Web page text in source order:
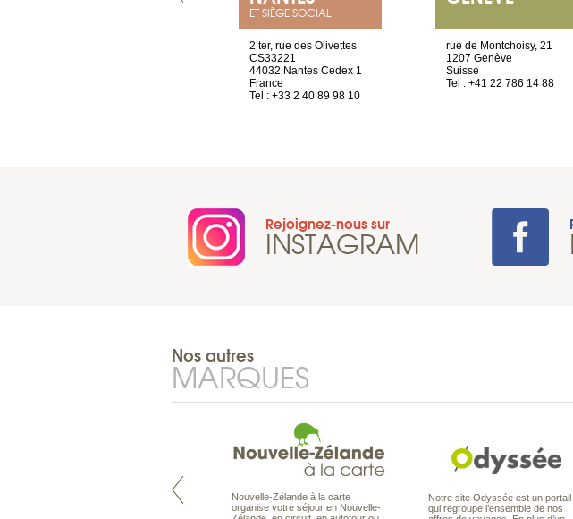
ET SIÈGE SOCIAL
2 ter, rue des Olivettes
CS33221
44032 Nantes Cedex 1
France
Tel : +33 2 40 89 98 10
rue de Montchoisy, 21
1207 Genève
Suisse
Tel : +41 22 786 14 88
Rejoignez-nous sur
INSTAGRAM
Nos autres
MARQUES
Pacifique à la carte est le spécialiste
Nouvelle-Zélande à la carte
organise votre séjour en Nouvelle-
Notre site Odyssée est un portail
qui regroupe l’ensemble de nos